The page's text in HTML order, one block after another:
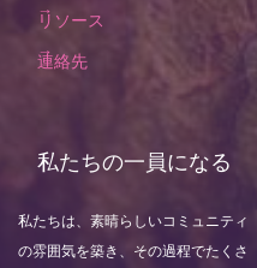
リソース
連絡先
私たちの一員になる
私たちは、素晴らしいコミュニティ
の雰囲気を築き、その過程でたくさ